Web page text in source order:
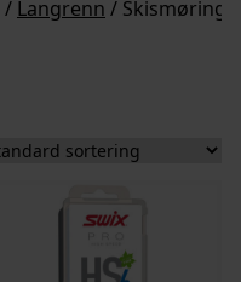
/ Langrenn / Skismøring